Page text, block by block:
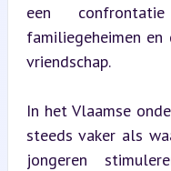
een
familiegeheimen
vriendschap.
In het Vlaamse
steeds vaker als
jongeren